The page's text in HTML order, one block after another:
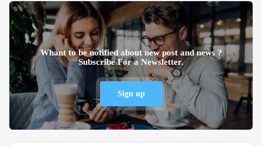
Whant to be notified about new post and news ?
Subscribe For a Newsletter.
Sign up